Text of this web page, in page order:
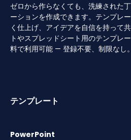
ゼロから作らなくても、洗練された
ーションを作成できます。テンプレ
く仕上げ、アイデアを自信を持って
トやスプレッドシート用のテンプレ
料で利用可能 — 登録不要、制限なし。
テンプレート
PowerPoint